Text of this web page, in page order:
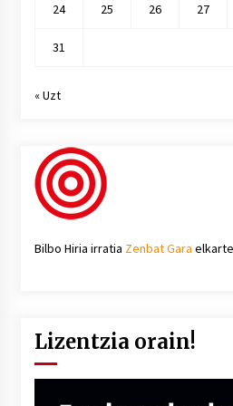
24 25 26 27
31
« Uzt
Bilbo Hiria irratia Zenbat Gara
Lizentzia orain!